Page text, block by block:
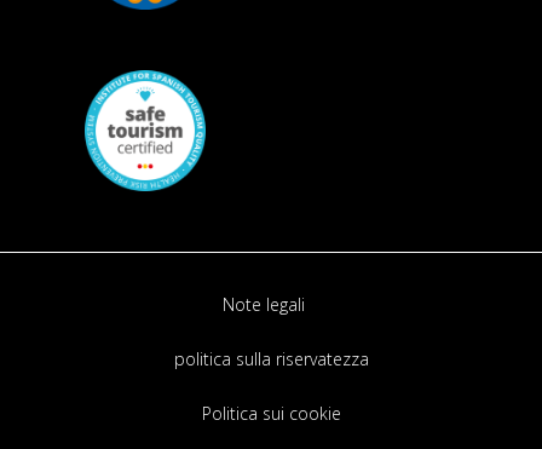
Note legali
politica sulla riservatezza
Politica sui cookie